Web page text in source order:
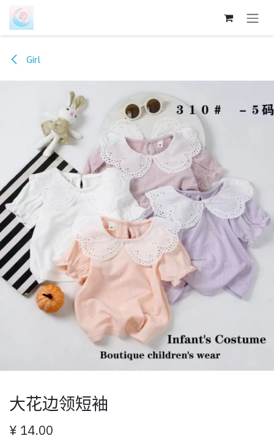
跳至内容
Girl
大花边领短袖
¥ 14.00